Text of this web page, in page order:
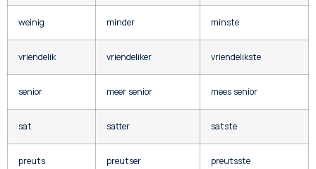
weinig minder minste
vriendelik vriendeliker vriendelikste
senior meer senior mees senior
sat satter satste
preuts preutser preutsste